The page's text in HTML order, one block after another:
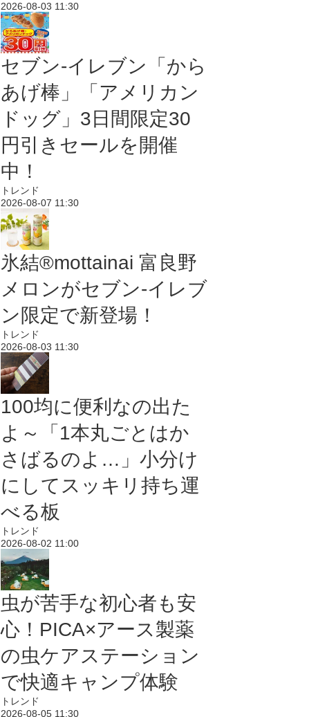
2026-08-03 11:30
セブン‐イレブン「から
あげ棒」「アメリカン
ドッグ」3日間限定30
円引きセールを開催
中！
トレンド
2026-08-07 11:30
氷結®mottainai 富良野
メロンがセブン‐イレブ
ン限定で新登場！
トレンド
2026-08-03 11:30
100均に便利なの出た
よ～「1本丸ごとはか
さばるのよ…」小分け
にしてスッキリ持ち運
べる板
トレンド
2026-08-02 11:00
虫が苦手な初心者も安
心！PICA×アース製薬
の虫ケアステーション
で快適キャンプ体験
トレンド
2026-08-05 11:30